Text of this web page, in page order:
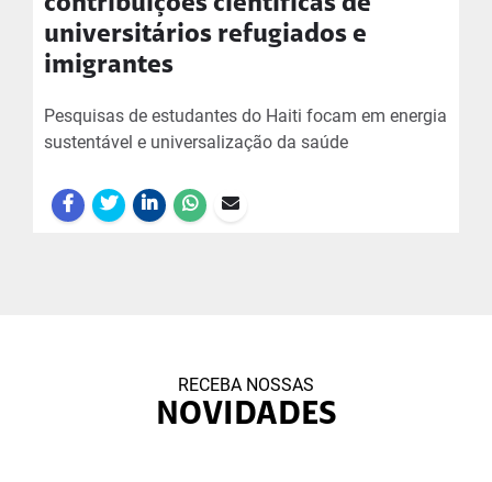
universitários refugiados e
imigrantes
Pesquisas de estudantes do Haiti focam em energia
sustentável e universalização da saúde
RECEBA NOSSAS
NOVIDADES